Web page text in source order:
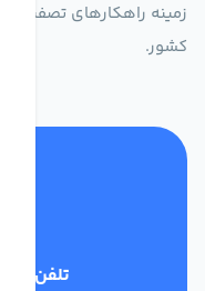
زمینه راهکارهای تصفیه
کشور.
تلفن